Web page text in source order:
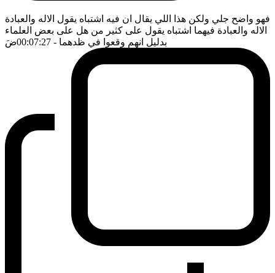
فهو واضح جلي ولكن هذا اللي يقال ان فيه اشتباه يقول الاله والعبادة
الاله والعبادة فيهما اشتباه يقول على كثير من هل على بعض العلماء
بدليل انهم وقعوا في ظدهما - 00:07:27 ضَ